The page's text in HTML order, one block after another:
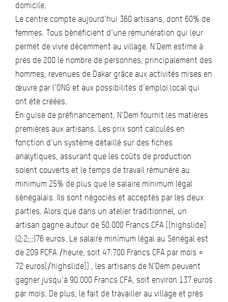
domicile.
Le centre compte aujourd’hui 360 artisans, dont 60% de
femmes. Tous bénéficient d’une rémunération qui leur
permet de vivre décemment au village. N’Dem estime à
près de 200 le nombre de personnes, principalement des
hommes, revenues de Dakar grâce aux activités mises en
œuvre par l’ONG et aux possibilités d’emploi local qui
ont été créées.
En guise de préfinancement, N’Dem fournit les matières
premières aux artisans. Les prix sont calculés en
fonction d’un système détaillé sur des fiches
analytiques, assurant que les coûts de production
soient couverts et le temps de travail rémunéré au
minimum 25% de plus que le salaire minimum légal
sénégalais. Ils sont négociés et acceptés par les deux
parties. Alors que dans un atelier traditionnel, un
artisan gagne autour de 50.000 Francs CFA [[highslide]
(2;2;;;)76 euros. Le salaire minimum légal au Sénégal est
de 209 FCFA /heure, soit 47.700 Francs CFA par mois =
72 euros[/highslide]] , les artisans de N’Dem peuvent
gagner jusqu’à 90.000 Francs CFA, soit environ 137 euros
par mois. De plus, le fait de travailler au village et près